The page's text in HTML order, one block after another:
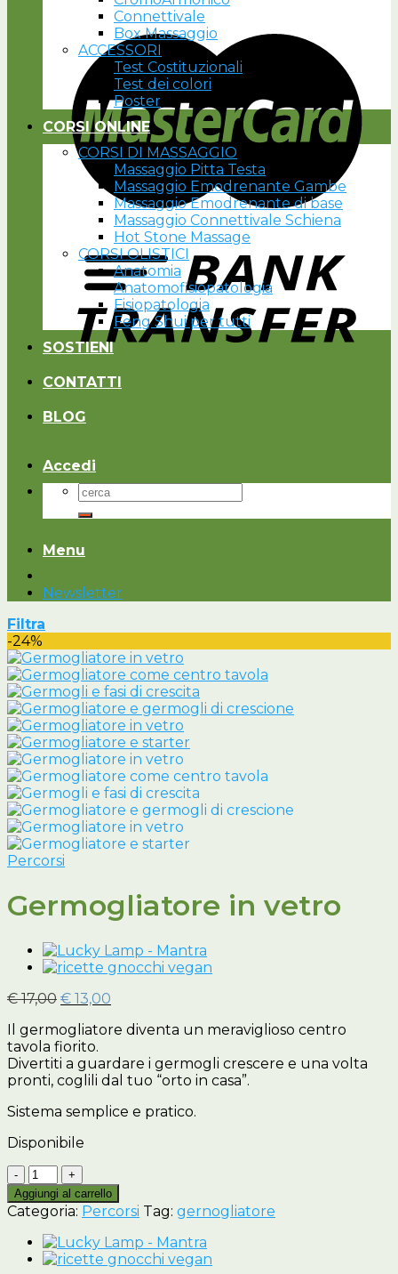
Connettivale
Box Massaggio
ACCESSORI
Test Costituzionali
Test dei colori
Poster
CORSI ONLINE
CORSI DI MASSAGGIO
Massaggio Pitta Testa
Massaggio Emodrenante Gambe
Massaggio Emodrenante di base
Massaggio Connettivale Schiena
Hot Stone Massage
CORSI OLISTICI
Anatomia
Anatomofisiopatologia
Fisiopatologia
Feng Shui per tutti
SOSTIENI
CONTATTI
BLOG
Accedi
Cerca:
Menu
Newsletter
Filtra
-24%
Percorsi
Germogliatore in vetro
€17,00 Il
originale
era:
€ 17,00.
€ 13,00
attuale
€ 13,00.
Il germogliatore diventa un meraviglioso centro
tavola fiorito.
Divertiti a guardare i germogli crescere e una volta
pronti, coglili dal tuo “orto in casa”.
Sistema semplice e pratico.
Disponibile
Germogliatore
in
vetro
quantità
Aggiungi al carrello
Categoria: Percorsi Tag: gernogliatore